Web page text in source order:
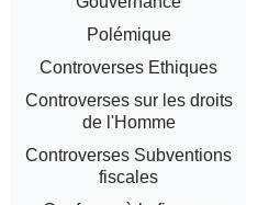
Polémique
Controverses Ethiques
Controverses sur les droits
de l'Homme
Controverses Subventions
fiscales